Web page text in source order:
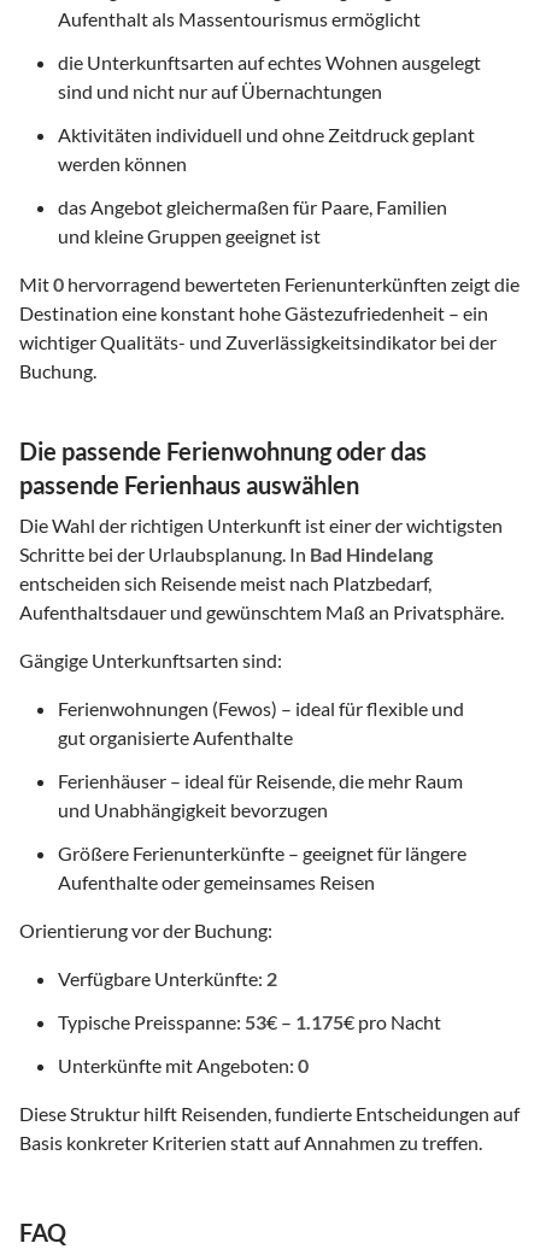
Aufenthalt als Massentourismus ermöglicht
die Unterkunftsarten auf echtes Wohnen ausgelegt
sind und nicht nur auf Übernachtungen
Aktivitäten individuell und ohne Zeitdruck geplant
werden können
das Angebot gleichermaßen für Paare, Familien
und kleine Gruppen geeignet ist
Mit0 hervorragend bewerteten Ferienunterkünften zeigt die
Destination eine konstant hohe Gästezufriedenheit – ein
wichtiger Qualitäts- und Zuverlässigkeitsindikator bei der
Buchung.
Die passende Ferienwohnung oder das
passende Ferienhaus auswählen
Die Wahl der richtigen Unterkunft ist einer der wichtigsten
Schritte bei der Urlaubsplanung. In Bad Hindelang
entscheiden sich Reisende meist nach Platzbedarf,
Aufenthaltsdauer und gewünschtem Maß an Privatsphäre.
Gängige Unterkunftsarten sind:
Ferienwohnungen (Fewos) – ideal für flexible und
gut organisierte Aufenthalte
Ferienhäuser – ideal für Reisende, die mehr Raum
und Unabhängigkeit bevorzugen
Größere Ferienunterkünfte – geeignet für längere
Aufenthalte oder gemeinsames Reisen
Orientierung vor der Buchung:
Verfügbare Unterkünfte: 2
Typische Preisspanne: 53€ – 1.175€ pro Nacht
Unterkünfte mit Angeboten: 0
Diese Struktur hilft Reisenden, fundierte Entscheidungen auf
Basis konkreter Kriterien statt auf Annahmen zu treffen.
FAQ